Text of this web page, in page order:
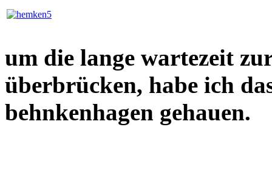
um die lange wartezeit
überbrücken, habe ich
behnkenhagen gehauen.